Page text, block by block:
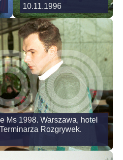
10.11.1996
Ms 1998. Warszawa, hotel
Rozgrywek.